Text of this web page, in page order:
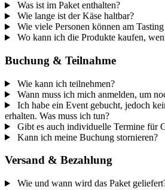
Was ist im Paket enthalten?
Wie lange ist der Käse haltbar?
Wie viele Personen können am
Wo kann ich die Produkte kaufen,
Buchung & Teilnahme
Wie kann ich teilnehmen?
Wann muss ich mich anmelden, um
Ich habe ein Event gebucht, jedoch
erhalten. Was muss ich tun?
Gibt es auch individuelle Termine für
Kann ich meine Buchung stornieren?
Versand & Bezahlung
Wie und wann wird das Paket